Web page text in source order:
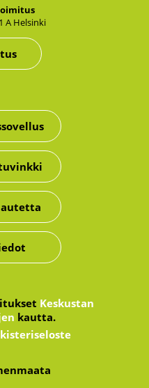
A Hel­sin­ki
Keskustan
kautta.